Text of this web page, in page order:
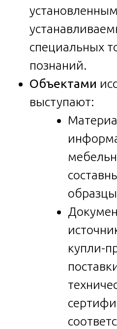
специальных
познаний.
Объектами
выступают:
купли-